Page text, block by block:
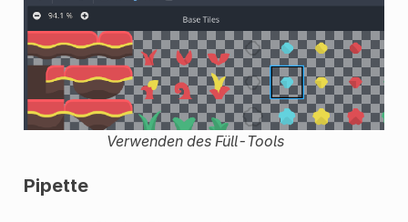
Verwenden des Füll-Tools
Pipette